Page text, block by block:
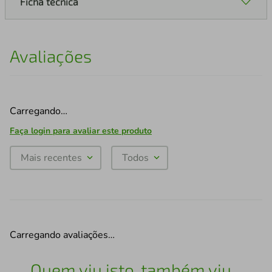
Avaliações
Carregando…
Faça login para avaliar este produto
Mais recentes Todos
Carregando avaliações…